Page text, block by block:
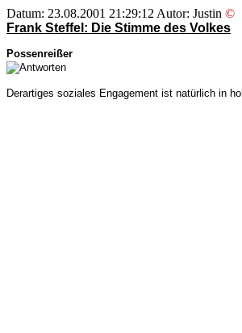
Datum: 23.08.2001 21:29:12 Autor: Justin ©
Frank Steffel: Die Stimme des Volkes
Possenreißer
Derartiges soziales Engagement ist natürlich in